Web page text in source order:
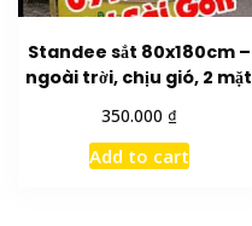
Standee sắt 80x180cm –
ngoài trời, chịu gió, 2 mặt
350.000 ₫
Add to cart